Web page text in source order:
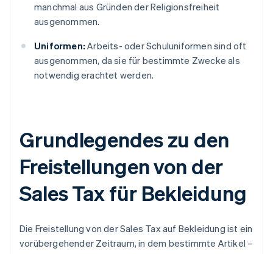
manchmal aus Gründen der Religionsfreiheit
ausgenommen.
Uniformen: Arbeits- oder Schuluniformen sind oft
ausgenommen, da sie für bestimmte Zwecke als
notwendig erachtet werden.
Grundlegendes zu den
Freistellungen von der
Sales Tax für Bekleidung
Die Freistellung von der Sales Tax auf Bekleidung ist ein
vorübergehender Zeitraum, in dem bestimmte Artikel –